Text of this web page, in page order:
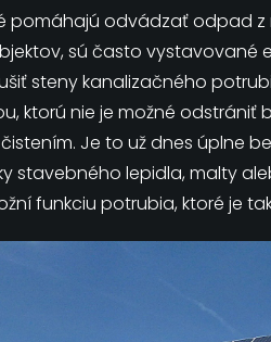
pomáhajú odvádzať odpad
sú často vystavované
steny kanalizačného
ktorú nie je možné odstrániť
Je to už dnes úplne
stavebného lepidla, malty
funkciu potrubia, ktoré je